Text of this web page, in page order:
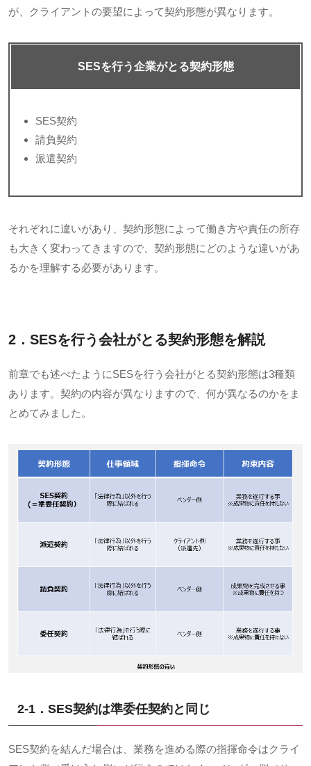
が、クライアントの要望によって契約形態が異なります。
SESを行う企業がとる契約形態
SES契約
請負契約
派遣契約
それぞれに違いがあり、契約形態によって働き方や責任の所存
も大きく変わってきますので、契約形態にどのような違いがあ
るかを理解する必要があります。
2．SESを行う会社がとる契約形態を解説
前章でも述べたようにSESを行う会社がとる契約形態は3種類
あります。契約の内容が異なりますので、何が異なるのかをま
とめてみました。
2-1． SES契約は準委任契約と同じ
SES契約を結んだ場合は、業務を進める際の指揮命令はクライ